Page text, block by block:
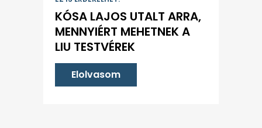
KÓSA LAJOS UTALT ARRA,
MENNYIÉRT MEHETNEK A
LIU TESTVÉREK
Elolvasom